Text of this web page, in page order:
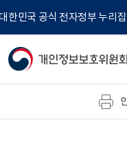
한민국 공식 전자정부 누리
개
정